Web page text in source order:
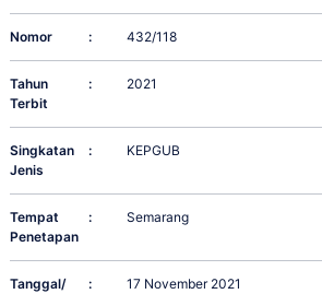
Nomor : 432/118
Tahun
Terbit
: 2021
Singkatan
Jenis
: KEPGUB
Tempat
Penetapan
: Semarang
Tanggal/
: 17 November 2021